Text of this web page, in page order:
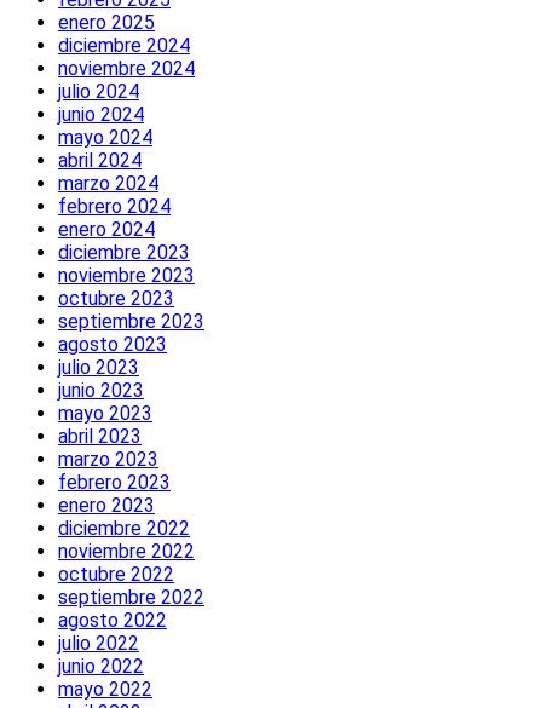
enero 2025
diciembre 2024
noviembre 2024
julio 2024
junio 2024
mayo 2024
abril 2024
marzo 2024
febrero 2024
enero 2024
diciembre 2023
noviembre 2023
octubre 2023
septiembre 2023
agosto 2023
julio 2023
junio 2023
mayo 2023
abril 2023
marzo 2023
febrero 2023
enero 2023
diciembre 2022
noviembre 2022
octubre 2022
septiembre 2022
agosto 2022
julio 2022
junio 2022
mayo 2022